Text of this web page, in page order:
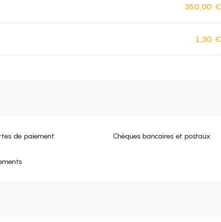
350,00 €
1,30 €
de paiement Chèques bancaires et postaux